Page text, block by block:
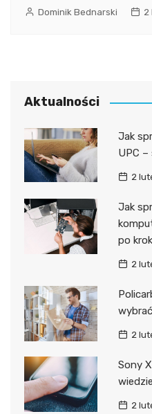
Dominik Bednarski 2
Aktualności
Jak
UPC
2
Jak
po
2
2
Sony
2